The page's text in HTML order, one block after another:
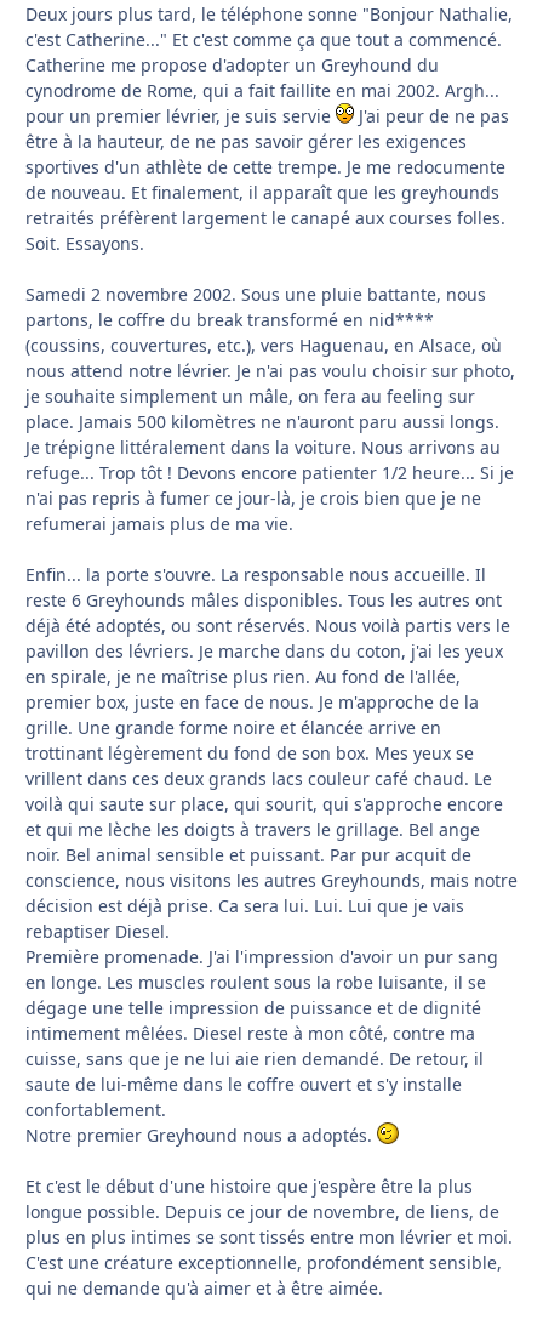
Deux jours plus tard, le téléphone sonne "Bonjour Nathalie,
c'est Catherine..." Et c'est comme ça que tout a commencé.
Catherine me propose d'adopter un Greyhound du
cynodrome de Rome, qui a fait faillite en mai 2002. Argh...
pour un premier lévrier, je suis servie
J'ai peur de ne pas
être à la hauteur, de ne pas savoir gérer les exigences
sportives d'un athlète de cette trempe. Je me redocumente
de nouveau. Et finalement, il apparaît que les greyhounds
retraités préfèrent largement le canapé aux courses folles.
Soit. Essayons.
Samedi 2 novembre 2002. Sous une pluie battante, nous
partons, le coffre du break transformé en nid****
(coussins, couvertures, etc.), vers Haguenau, en Alsace, où
nous attend notre lévrier. Je n'ai pas voulu choisir sur photo,
je souhaite simplement un mâle, on fera au feeling sur
place. Jamais 500 kilomètres ne n'auront paru aussi longs.
Je trépigne littéralement dans la voiture. Nous arrivons au
refuge... Trop tôt ! Devons encore patienter 1/2 heure... Si je
n'ai pas repris à fumer ce jour-là, je crois bien que je ne
refumerai jamais plus de ma vie.
Enfin... la porte s'ouvre. La responsable nous accueille. Il
reste 6 Greyhounds mâles disponibles. Tous les autres ont
déjà été adoptés, ou sont réservés. Nous voilà partis vers le
pavillon des lévriers. Je marche dans du coton, j'ai les yeux
en spirale, je ne maîtrise plus rien. Au fond de l'allée,
premier box, juste en face de nous. Je m'approche de la
grille. Une grande forme noire et élancée arrive en
trottinant légèrement du fond de son box. Mes yeux se
vrillent dans ces deux grands lacs couleur café chaud. Le
voilà qui saute sur place, qui sourit, qui s'approche encore
et qui me lèche les doigts à travers le grillage. Bel ange
noir. Bel animal sensible et puissant. Par pur acquit de
conscience, nous visitons les autres Greyhounds, mais notre
décision est déjà prise. Ca sera lui. Lui. Lui que je vais
rebaptiser Diesel.
Première promenade. J'ai l'impression d'avoir un pur sang
en longe. Les muscles roulent sous la robe luisante, il se
dégage une telle impression de puissance et de dignité
intimement mêlées. Diesel reste à mon côté, contre ma
cuisse, sans que je ne lui aie rien demandé. De retour, il
saute de lui-même dans le coffre ouvert et s'y installe
confortablement.
Notre premier Greyhound nous a adoptés.
Et c'est le début d'une histoire que j'espère être la plus
longue possible. Depuis ce jour de novembre, de liens, de
plus en plus intimes se sont tissés entre mon lévrier et moi.
C'est une créature exceptionnelle, profondément sensible,
qui ne demande qu'à aimer et à être aimée.